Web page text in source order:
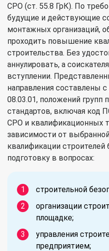
СРО (ст. 55.8 ГрК). По
будущие и действующие
монтажных организаций,
проходить повышение
строительства. Без
аннулировать, а
вступлении.
направления составлены
08.03.01, положений групп
стандартов, включая код
СРО и квалификационных
зависимости от
квалификации строителей
подготовку в вопросах:
строительной
организации
площадке;
управления
предприятием;